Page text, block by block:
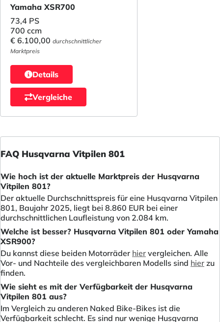
Yamaha XSR700
73,4 PS
700 ccm
€ 6.100,00 durchschnittlicher
Marktpreis
Details
Vergleiche
FAQ Husqvarna Vitpilen 801
Wie hoch ist der aktuelle Marktpreis der Husqvarna
Vitpilen 801?
Der aktuelle Durchschnittspreis für eine Husqvarna Vitpilen
801, Baujahr 2025, liegt bei 8.860 EUR bei einer
durchschnittlichen Laufleistung von 2.084 km.
Welche ist besser? Husqvarna Vitpilen 801 oder Yamaha
XSR900?
Du kannst diese beiden Motorräder hier vergleichen. Alle
Vor- und Nachteile des vergleichbaren Modells sind hier zu
finden.
Wie sieht es mit der Verfügbarkeit der Husqvarna
Vitpilen 801 aus?
Im Vergleich zu anderen Naked Bike-Bikes ist die
Verfügbarkeit schlecht. Es sind nur wenige Husqvarna